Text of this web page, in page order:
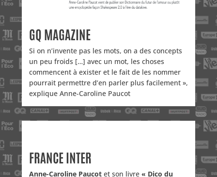
GQ MAGAZINE
Si on n’invente pas les mots, on a des concepts
un peu froids […] avec un mot, les choses
commencent à exister et le fait de les nommer
pourrait permettre d’en parler plus facilement »,
explique Anne-Caroline Paucot
FRANCE INTER
Anne-Caroline Paucotet son livre « Dico du